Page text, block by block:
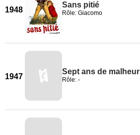
1948
Sans pitié
Rôle: Giacomo
1947
Sept ans de malheur
Rôle: -